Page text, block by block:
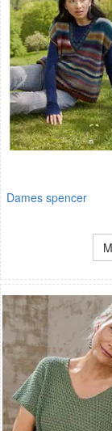
Dames spencer